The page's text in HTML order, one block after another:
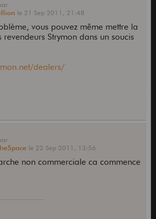
le 21 Sep 2011, 21:48
vous pouvez même mettre la
revendeurs Strymon dans un soucis
dealers/
le 22 Sep 2011, 13:56
non commerciale ca commence